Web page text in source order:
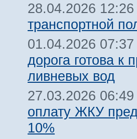
28.04.2026 12:26
транспортной
01.04.2026 07:37
дорога готова к
ливневых вод
27.03.2026 06:49
оплату ЖКУ
10%